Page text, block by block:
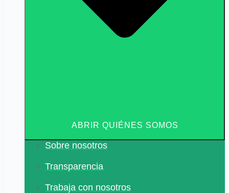
ABRIR QUIÉNES SOMOS
Sobre nosotros
Transparencia
Trabaja con nosotros